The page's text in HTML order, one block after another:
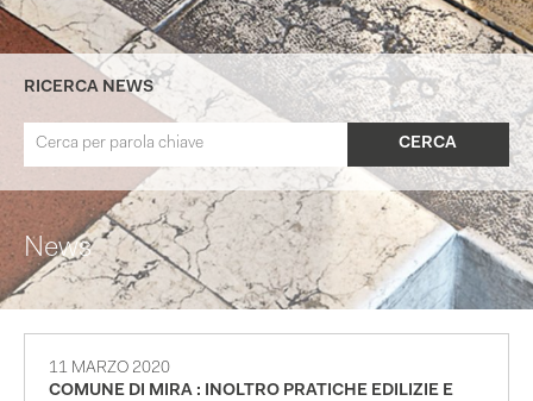
RICERCA NEWS
News
11 MARZO 2020
COMUNE DI MIRA : INOLTRO PRATICHE EDILIZIE E